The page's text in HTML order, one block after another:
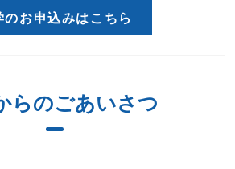
のお申込みはこちら
らのごあいさつ